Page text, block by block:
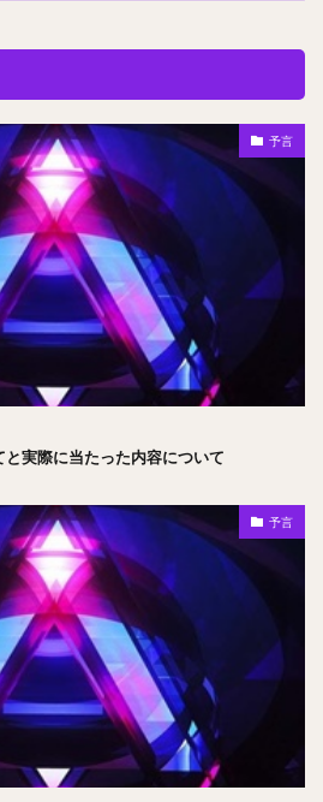
予言
実際に当たった内容について
予言